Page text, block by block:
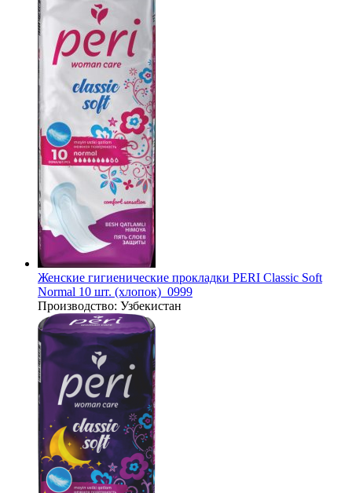
Женские гигиенические прокладки PERI Classic Soft
Normal 10 шт. (хлопок)_0999
Производство: Узбекистан